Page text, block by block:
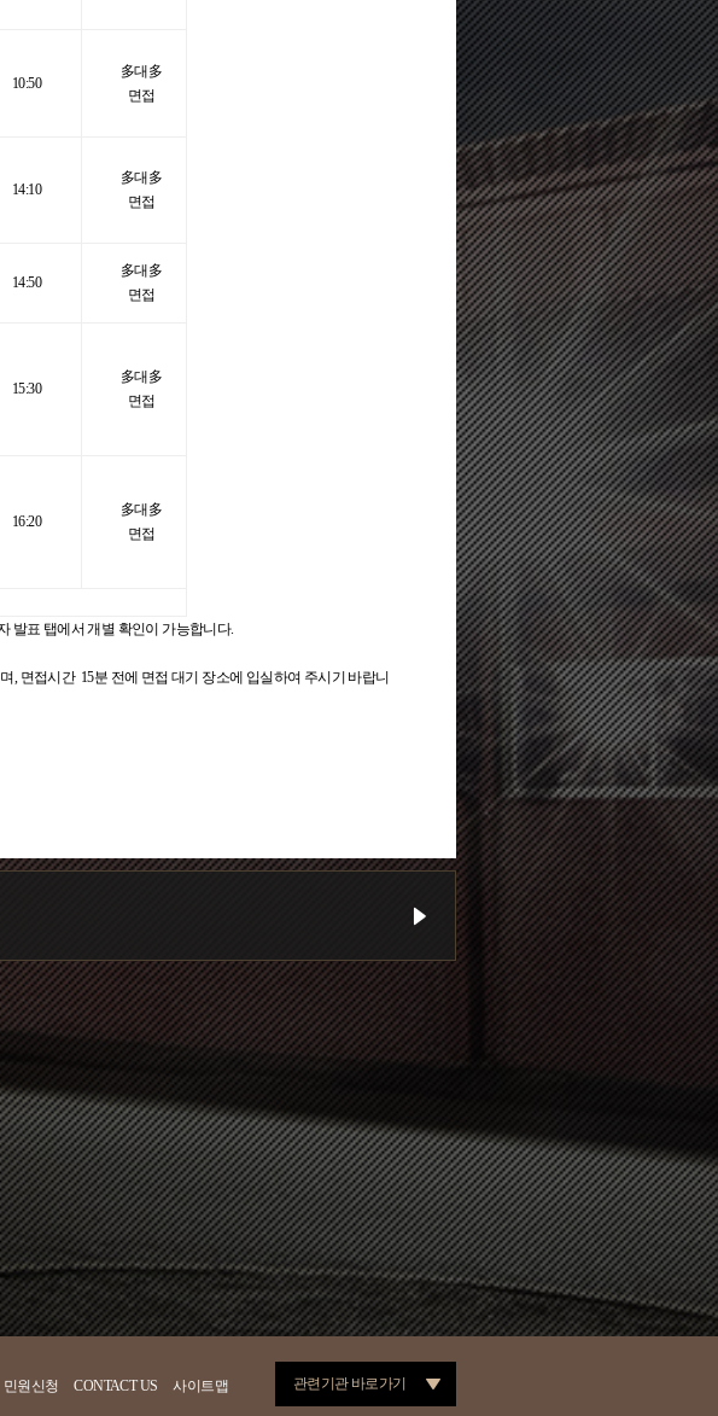
10:50
多대多
면접
14:10
多대多
면접
14:50
多대多
면접
15:30
多대多
면접
16:20
多대多
면접
발표 탭에서 개별 확인이 가능합니다.
, 면접시간 15분 전에 면접 대기 장소에 입실하여 주시기 바랍니
민원신청 CONTACT US 사이트맵 관련기관 바로가기